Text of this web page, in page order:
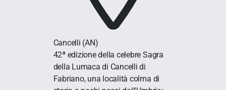
Cancelli (AN)
42ª edizione della celebre Sagra
della Lumaca di Cancelli di
Fabriano, una località colma di